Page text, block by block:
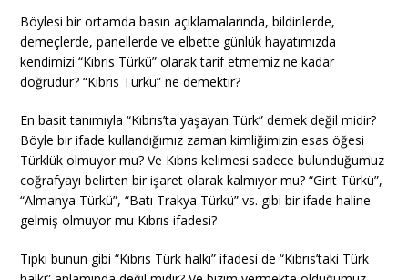
Böylesi bir ortamda basın açıklamalarında, bildirilerde,
demeçlerde, panellerde ve elbette günlük hayatımızda
kendimizi “Kıbrıs Türkü” olarak tarif etmemiz ne kadar
doğrudur? “Kıbrıs Türkü” ne demektir?
En basit tanımıyla “Kıbrıs’ta yaşayan Türk” demek değil midir?
Böyle bir ifade kullandığımız zaman kimliğimizin esas öğesi
Türklük olmuyor mu? Ve Kıbrıs kelimesi sadece bulunduğumuz
coğrafyayı belirten bir işaret olarak kalmıyor mu? “Girit Türkü”,
“Almanya Türkü”, “Batı Trakya Türkü” vs. gibi bir ifade haline
gelmiş olmuyor mu Kıbrıs ifadesi?
Tıpkı bunun gibi “Kıbrıs Türk halkı” ifadesi de “Kıbrıs’taki Türk